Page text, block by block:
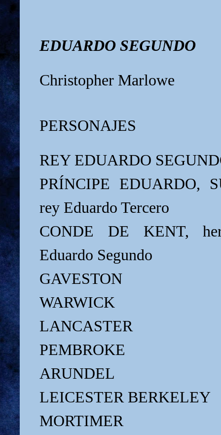
EDUARDO SEGUNDO
Christopher Marlowe
PERSONAJES
REY EDUARDO
PRÍNCIPE EDUARDO,
rey Eduardo Tercero
CONDE DE KENT,
Eduardo Segundo
GAVESTON
WARWICK
LANCASTER
PEMBROKE
ARUNDEL
LEICESTER BERKELEY
MORTIMER